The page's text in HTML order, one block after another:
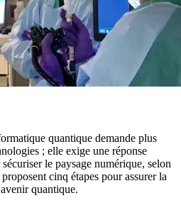
quantique demande plus
; elle exige une réponse
le paysage numérique, selon
cinq étapes pour assurer la
quantique.